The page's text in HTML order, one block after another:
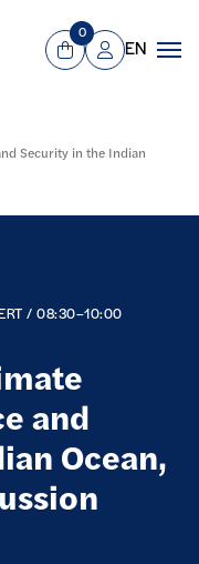
Panier
0
Mon compte
EN
Security in the Indian
/ 08:30–10:00
and
Ocean,